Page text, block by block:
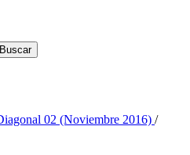
Buscar
02 (Noviembre 2016) /